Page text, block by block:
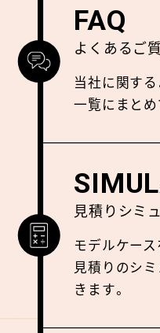
FAQ
よくあるご
当社に関す
⼀覧にまとめ
見積りシミ
モデルケー
⾒積りのシ
きます。